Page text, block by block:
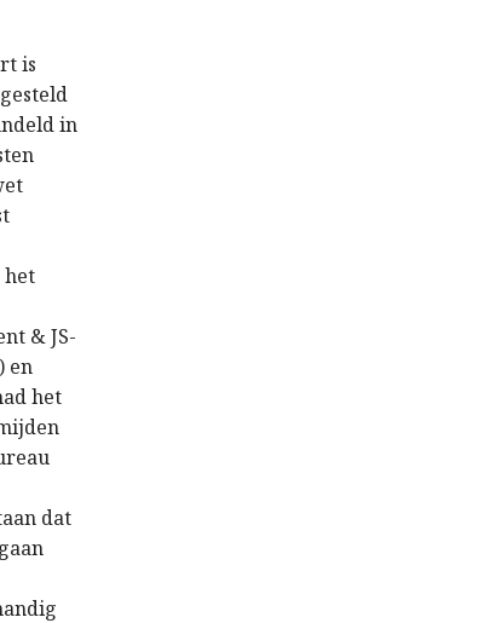
is
in
het
& JS-
en
het
dat